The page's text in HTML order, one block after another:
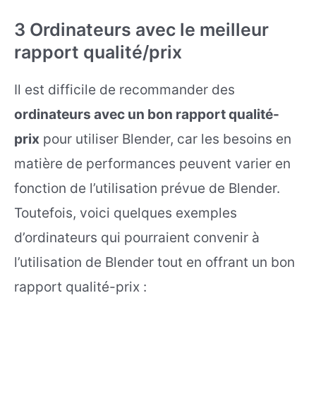
3 Ordinateurs avec le meilleur
rapport qualité/prix
Il est difficile de recommander des
ordinateurs avec un bon rapport qualité-
prix pour utiliser Blender, car les besoins en
matière de performances peuvent varier en
fonction de l’utilisation prévue de Blender.
Toutefois, voici quelques exemples
d’ordinateurs qui pourraient convenir à
l’utilisation de Blender tout en offrant un bon
rapport qualité-prix :